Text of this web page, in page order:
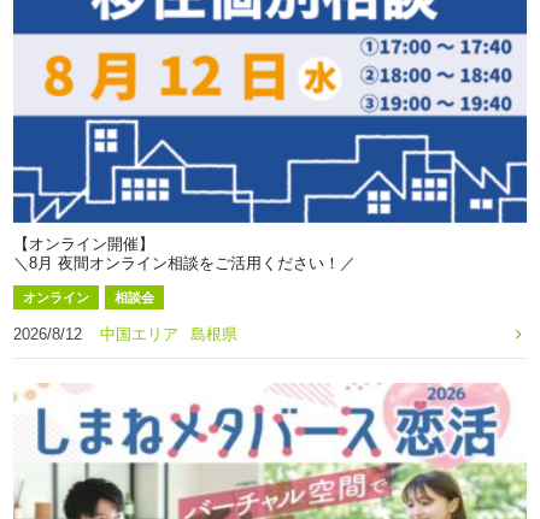
【オンライン開催】
＼8月 夜間オンライン相談をご活用ください！／
オンライン 相談会
2026/8/12 中国エリア 島根県